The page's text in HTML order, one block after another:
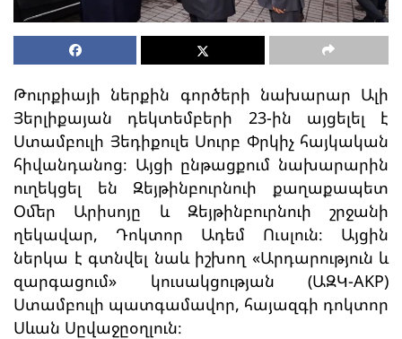
Թուրքիայի ներքին գործերի նախարար Ալի
Յերլիքայան դեկտեմբերի 23-ին այցելել է
Ստամբուլի Յեդիքուլե Սուրբ Փրկիչ հայկական
հիվանդանոց։ Այցի ընթացքում նախարարին
ուղեկցել են Զեյթինբուրնուի քաղաքապետ
Օմեր Արիսոյը և Զեյթինբուրնուի շրջանի
ղեկավար, Դոկտոր Ադեմ Ուսլուն։ Այցին
ներկա է գտնվել նաև իշխող «Արդարություն և
զարգացում» կուսակցության (ԱԶԿ-AKP)
Ստամբուլի պատգամավոր, հայազգի դոկտոր
Սևան Սըվաջըօղլուն։